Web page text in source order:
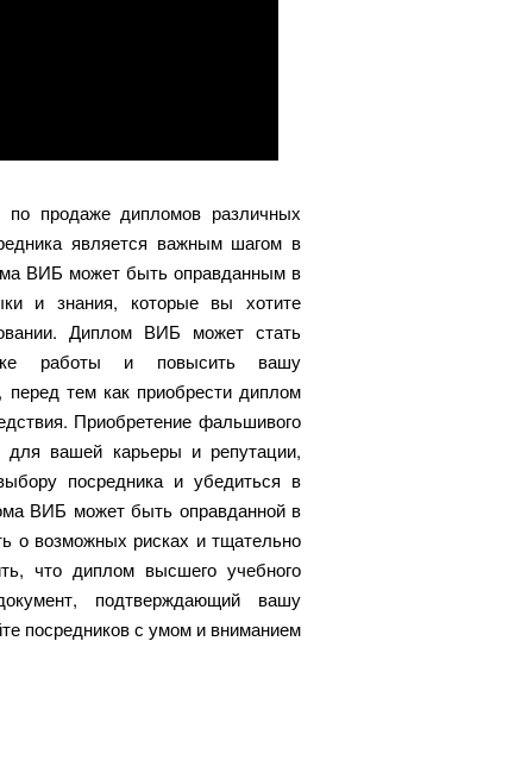
продаже дипломов различных
является важным шагом в
ВИБ может быть оправданным в
и знания, которые вы хотите
Диплом ВИБ может стать
работы и повысить вашу
перед тем как приобрести диплом
Приобретение фальшивого
для вашей карьеры и репутации,
посредника и убедиться в
ВИБ может быть оправданной в
о возможных рисках и тщательно
что диплом высшего учебного
подтверждающий вашу
посредников с умом и вниманием.